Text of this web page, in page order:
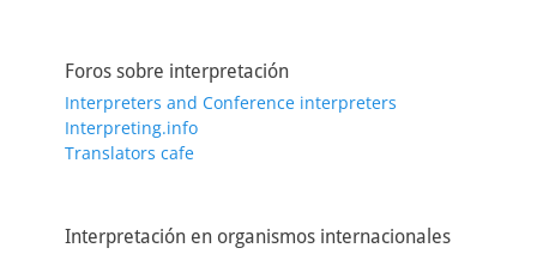
Foros sobre interpretación
Interpreters and Conference interpreters
Interpreting.info
Translators cafe
Interpretación en organismos internacionales